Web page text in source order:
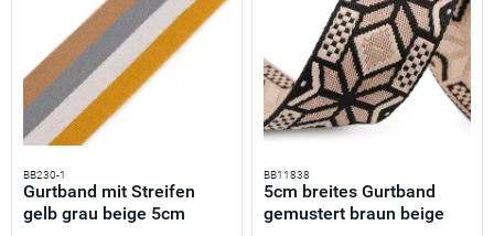
BB230-1
Gurtband mit Streifen
gelb grau beige 5cm
BB11838
5cm breites Gurtband
gemustert braun beige